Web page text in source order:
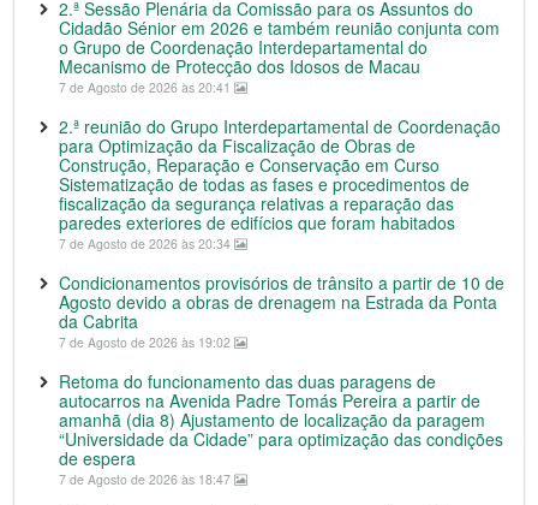
2.ª Sessão Plenária da Comissão para os Assuntos do
Cidadão Sénior em 2026 e também reunião conjunta com
o Grupo de Coordenação Interdepartamental do
Mecanismo de Protecção dos Idosos de Macau
7 de Agosto de 2026 às 20:41
2.ª reunião do Grupo Interdepartamental de Coordenação
para Optimização da Fiscalização de Obras de
Construção, Reparação e Conservação em Curso
Sistematização de todas as fases e procedimentos de
fiscalização da segurança relativas a reparação das
paredes exteriores de edifícios que foram habitados
7 de Agosto de 2026 às 20:34
Condicionamentos provisórios de trânsito a partir de 10 de
Agosto devido a obras de drenagem na Estrada da Ponta
da Cabrita
7 de Agosto de 2026 às 19:02
Retoma do funcionamento das duas paragens de
autocarros na Avenida Padre Tomás Pereira a partir de
amanhã (dia 8) Ajustamento de localização da paragem
“Universidade da Cidade” para optimização das condições
de espera
7 de Agosto de 2026 às 18:47